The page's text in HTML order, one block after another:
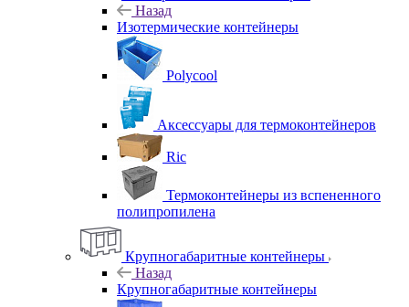
Назад
Изотермические контейнеры
Polycool
Аксессуары для термоконтейнеров
Ric
Термоконтейнеры из вспененного
полипропилена
Крупногабаритные контейнеры
Назад
Крупногабаритные контейнеры